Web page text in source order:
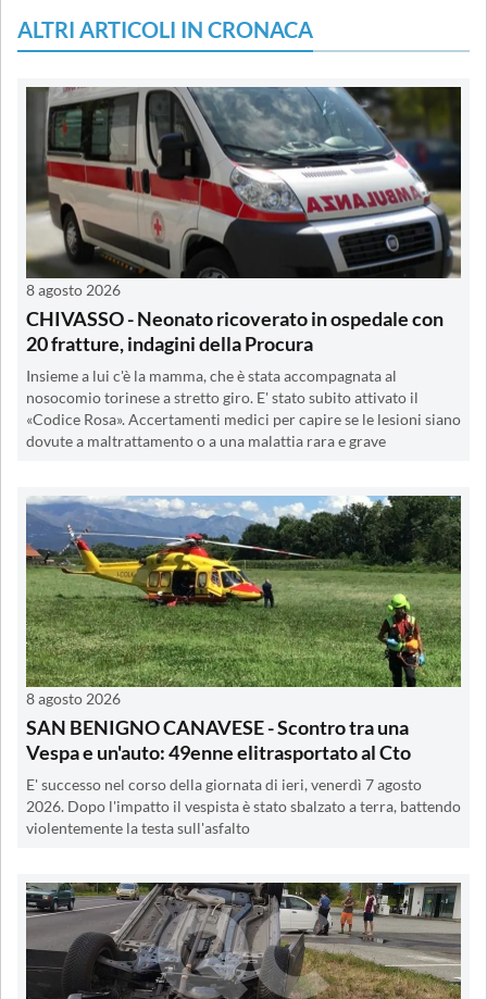
ALTRI ARTICOLI IN CRONACA
8 agosto 2026
CHIVASSO - Neonato ricoverato in ospedale con
20 fratture, indagini della Procura
Insieme a lui c'è la mamma, che è stata accompagnata al
nosocomio torinese a stretto giro. E' stato subito attivato il
«Codice Rosa». Accertamenti medici per capire se le lesioni siano
dovute a maltrattamento o a una malattia rara e grave
8 agosto 2026
SAN BENIGNO CANAVESE - Scontro tra una
Vespa e un'auto: 49enne elitrasportato al Cto
E' successo nel corso della giornata di ieri, venerdì 7 agosto
2026. Dopo l'impatto il vespista è stato sbalzato a terra, battendo
violentemente la testa sull'asfalto